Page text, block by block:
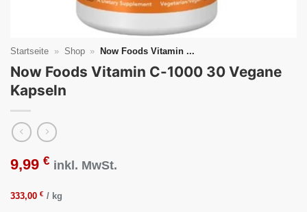
Startseite » Shop » Now Foods Vitamin ...
Now Foods Vitamin C-1000 30 Vegane
Kapseln
9,99 € inkl. MwSt.
333,00 € / kg